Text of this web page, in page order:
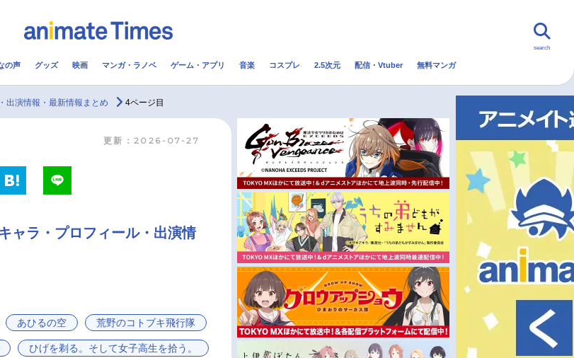
2.5次元 配信・Vtuber トレンド 無料マンガ
アニメ映画一覧
男性声優/女性声優一覧
今期アニメ曜日別一覧
夏アニメ
秋アニメ
冬アニメ
search
の声 グッズ 映画 マンガ・ラノベ ゲーム・アプリ 音楽 コスプレ 2.5次元 配信・Vtuber 無料マンガ
出演情報・最新情報まとめ 4ページ目
更新：2026-07-27
ャラ・プロフィール・出演情
あひるの空 荒野のコトブキ飛行隊
ひげを剃る。そして女子高生を拾う。